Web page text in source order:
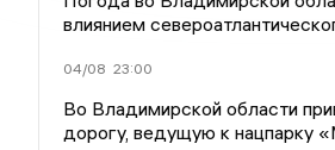
влиянием
04/08 23:00
Во Владимирской области
дорогу, ведущую к нацпарку